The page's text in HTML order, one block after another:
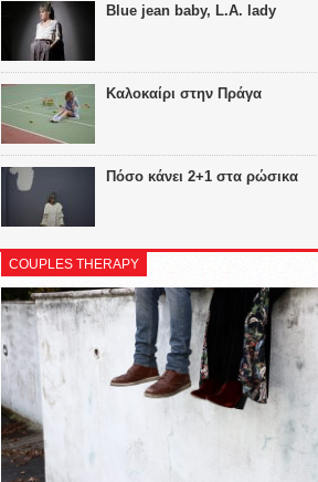
Blue jean baby, L.A. lady
Καλοκαίρι στην Πράγα
Πόσο κάνει 2+1 στα ρώσικα
COUPLES THERAPY